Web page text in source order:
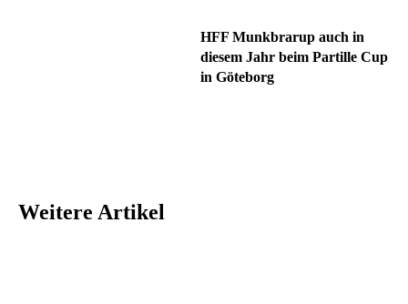
HFF Munkbrarup auch in
diesem Jahr beim Partille Cup
in Göteborg
Weitere Artikel